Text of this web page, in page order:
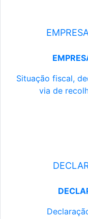
Situação fiscal,
via de